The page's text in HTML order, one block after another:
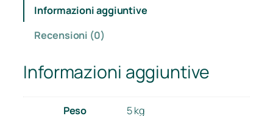
o
a
n
Informazioni aggiuntive
Recensioni (0)
Informazioni aggiuntive
Peso
5 kg